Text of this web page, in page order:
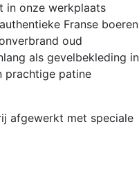
in onze werkplaats
Franse boeren
oud
als gevelbekleding in
prachtige patine
afgewerkt met speciale